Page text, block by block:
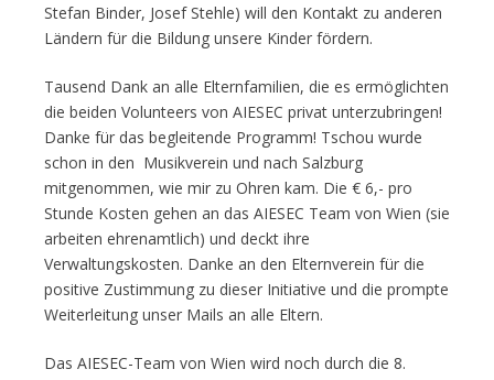
Stefan Binder, Josef Stehle) will den Kontakt zu anderen
Ländern für die Bildung unsere Kinder fördern.
Tausend Dank an alle Elternfamilien, die es ermöglichten
die beiden Volunteers von AIESEC privat unterzubringen!
Danke für das begleitende Programm! Tschou wurde
schon in den Musikverein und nach Salzburg
mitgenommen, wie mir zu Ohren kam. Die € 6,- pro
Stunde Kosten gehen an das AIESEC Team von Wien (sie
arbeiten ehrenamtlich) und deckt ihre
Verwaltungskosten. Danke an den Elternverein für die
positive Zustimmung zu dieser Initiative und die prompte
Weiterleitung unser Mails an alle Eltern.
Das AIESEC-Team von Wien wird noch durch die 8.